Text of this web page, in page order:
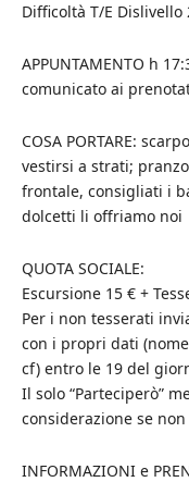
Difficoltà T/E Dislivello
APPUNTAMENTO h
comunicato ai
COSA PORTARE:
vestirsi a strati;
frontale, consigliati i
dolcetti li offriamo noi
QUOTA SOCIALE:
Escursione 15 € +
Per i non tesserati
con i propri dati
cf) entro le 19 del
Il solo “Parteciperò”
considerazione se
INFORMAZIONI e